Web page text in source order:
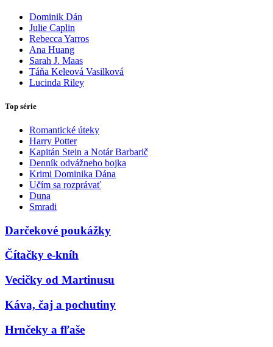
Dominik Dán
Julie Caplin
Rebecca Yarros
Ana Huang
Sarah J. Maas
Táňa Keleová Vasilková
Lucinda Riley
Top série
Romantické úteky
Harry Potter
Kapitán Stein a Notár Barbarič
Denník odvážneho bojka
Krimi Dominika Dána
Učím sa rozprávať
Duna
Smradi
Darčekové poukážky
Čítačky e-kníh
Vecičky od Martinusu
Káva, čaj a pochutiny
Hrnčeky a fľaše